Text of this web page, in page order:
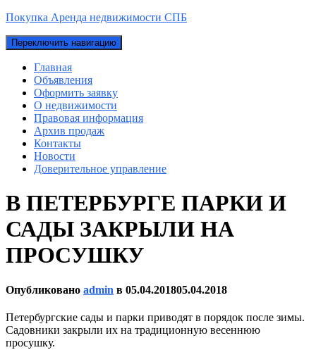
Покупка Аренда недвижимости СПБ
Переключить навигацию
Главная
Объявления
Оформить заявку
О недвижимости
Правовая информация
Архив продаж
Контакты
Новости
Доверительное управление
В ПЕТЕРБУРГЕ ПАРКИ И
САДЫ ЗАКРЫЛИ НА
ПРОСУШКУ
Опубликовано admin в 05.04.201805.04.2018
Петербургские сады и парки приводят в порядок после зимы.
Садовники закрыли их на традиционную весеннюю
просушку.